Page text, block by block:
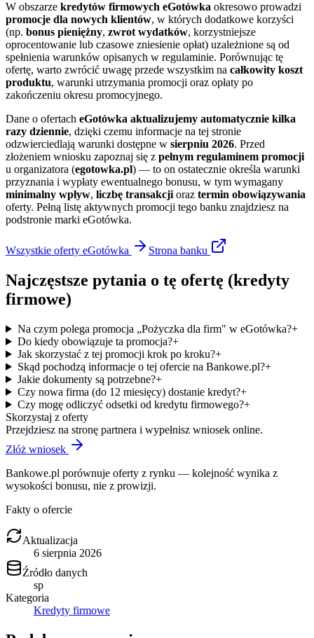
W obszarze kredytów firmowych eGotówka okresowo prowadzi
promocje dla nowych klientów, w których dodatkowe korzyści
(np. bonus pieniężny, zwrot wydatków, korzystniejsze
oprocentowanie lub czasowe zniesienie opłat) uzależnione są od
spełnienia warunków opisanych w regulaminie. Porównując tę
ofertę, warto zwrócić uwagę przede wszystkim na całkowity koszt
produktu, warunki utrzymania promocji oraz opłaty po
zakończeniu okresu promocyjnego.
Dane o ofertach eGotówka aktualizujemy automatycznie kilka
razy dziennie, dzięki czemu informacje na tej stronie
odzwierciedlają warunki dostępne w sierpniu 2026. Przed
złożeniem wniosku zapoznaj się z pełnym regulaminem promocji
u organizatora (egotowka.pl) — to on ostatecznie określa warunki
przyznania i wypłaty ewentualnego bonusu, w tym wymagany
minimalny wpływ, liczbę transakcji oraz termin obowiązywania
oferty. Pełną listę aktywnych promocji tego banku znajdziesz na
podstronie marki eGotówka.
Wszystkie oferty eGotówka Strona banku
Najczęstsze pytania o tę ofertę (kredyty
firmowe)
Na czym polega promocja „Pożyczka dla firm" w eGotówka?+
Do kiedy obowiązuje ta promocja?+
Jak skorzystać z tej promocji krok po kroku?+
Skąd pochodzą informacje o tej ofercie na Bankowe.pl?+
Jakie dokumenty są potrzebne?+
Czy nowa firma (do 12 miesięcy) dostanie kredyt?+
Czy mogę odliczyć odsetki od kredytu firmowego?+
Skorzystaj z oferty
Przejdziesz na stronę partnera i wypełnisz wniosek online.
Złóż wniosek
Bankowe.pl porównuje oferty z rynku — kolejność wynika z
wysokości bonusu, nie z prowizji.
Fakty o ofercie
Aktualizacja
6 sierpnia 2026
Źródło danych
sp
Kategoria
Kredyty firmowe